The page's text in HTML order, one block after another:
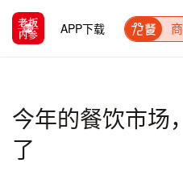
APP下载
今年的餐饮市场
了